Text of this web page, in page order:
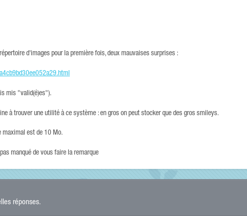
d'images pour la première fois, deux mauvaises surprises :
mis "valid(é)es").
à trouver une utilité à ce système : en gros on peut stocker que des gros smileys.
maximal est de 10 Mo.
manqué de vous faire la remarque
réponses.